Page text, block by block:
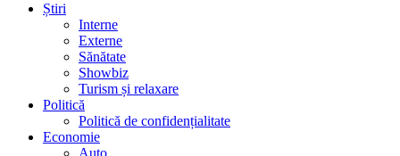
Știri
Interne
Externe
Sănătate
Showbiz
Turism și relaxare
Politică
Politică de confidențialitate
Economie
Auto